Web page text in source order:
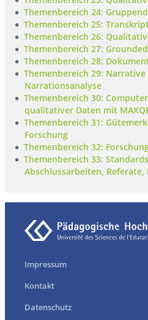
Themenbereich 24:
Themenbereich 25:
Themenbereich 26:
Themenbereich 27:
Themenbereich 28:
Themenbereich 29:
Narrationsanalyse
Themenbereich 30:
qualitativer Daten mit
Themenbereich 31:
Forschung
Themenbereich 32:
Themenbereich 33:
Abschlussarbeiten, Referate,
Impressum
Kontakt
Datenschutz